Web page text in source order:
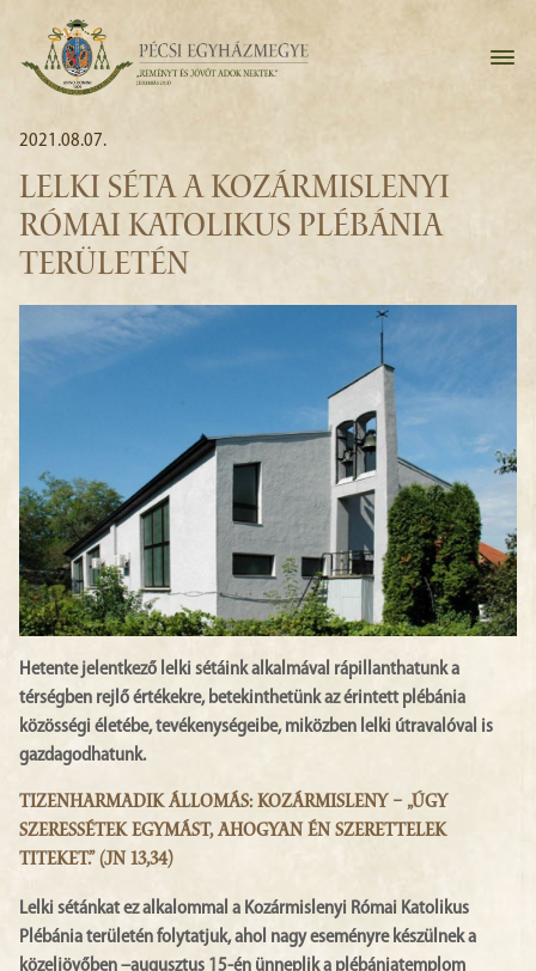
2021.08.07.
LELKI SÉTA A KOZÁRMISLENYI
RÓMAI KATOLIKUS PLÉBÁNIA
TERÜLETÉN
Hetente jelentkező lelki sétáink alkalmával rápillanthatunk a
térségben rejlő értékekre, betekinthetünk az érintett plébánia
közösségi életébe, tevékenységeibe, miközben lelki útravalóval is
gazdagodhatunk.
TIZENHARMADIK ÁLLOMÁS: KOZÁRMISLENY – „ÚGY
SZERESSÉTEK EGYMÁST, AHOGYAN ÉN SZERETTELEK
TITEKET.” (JN 13,34)
Lelki sétánkat ez alkalommal a Kozármislenyi Római Katolikus
Plébánia területén folytatjuk, ahol nagy eseményre készülnek a
közeljövőben –augusztus 15-én ünneplik a plébániatemplom